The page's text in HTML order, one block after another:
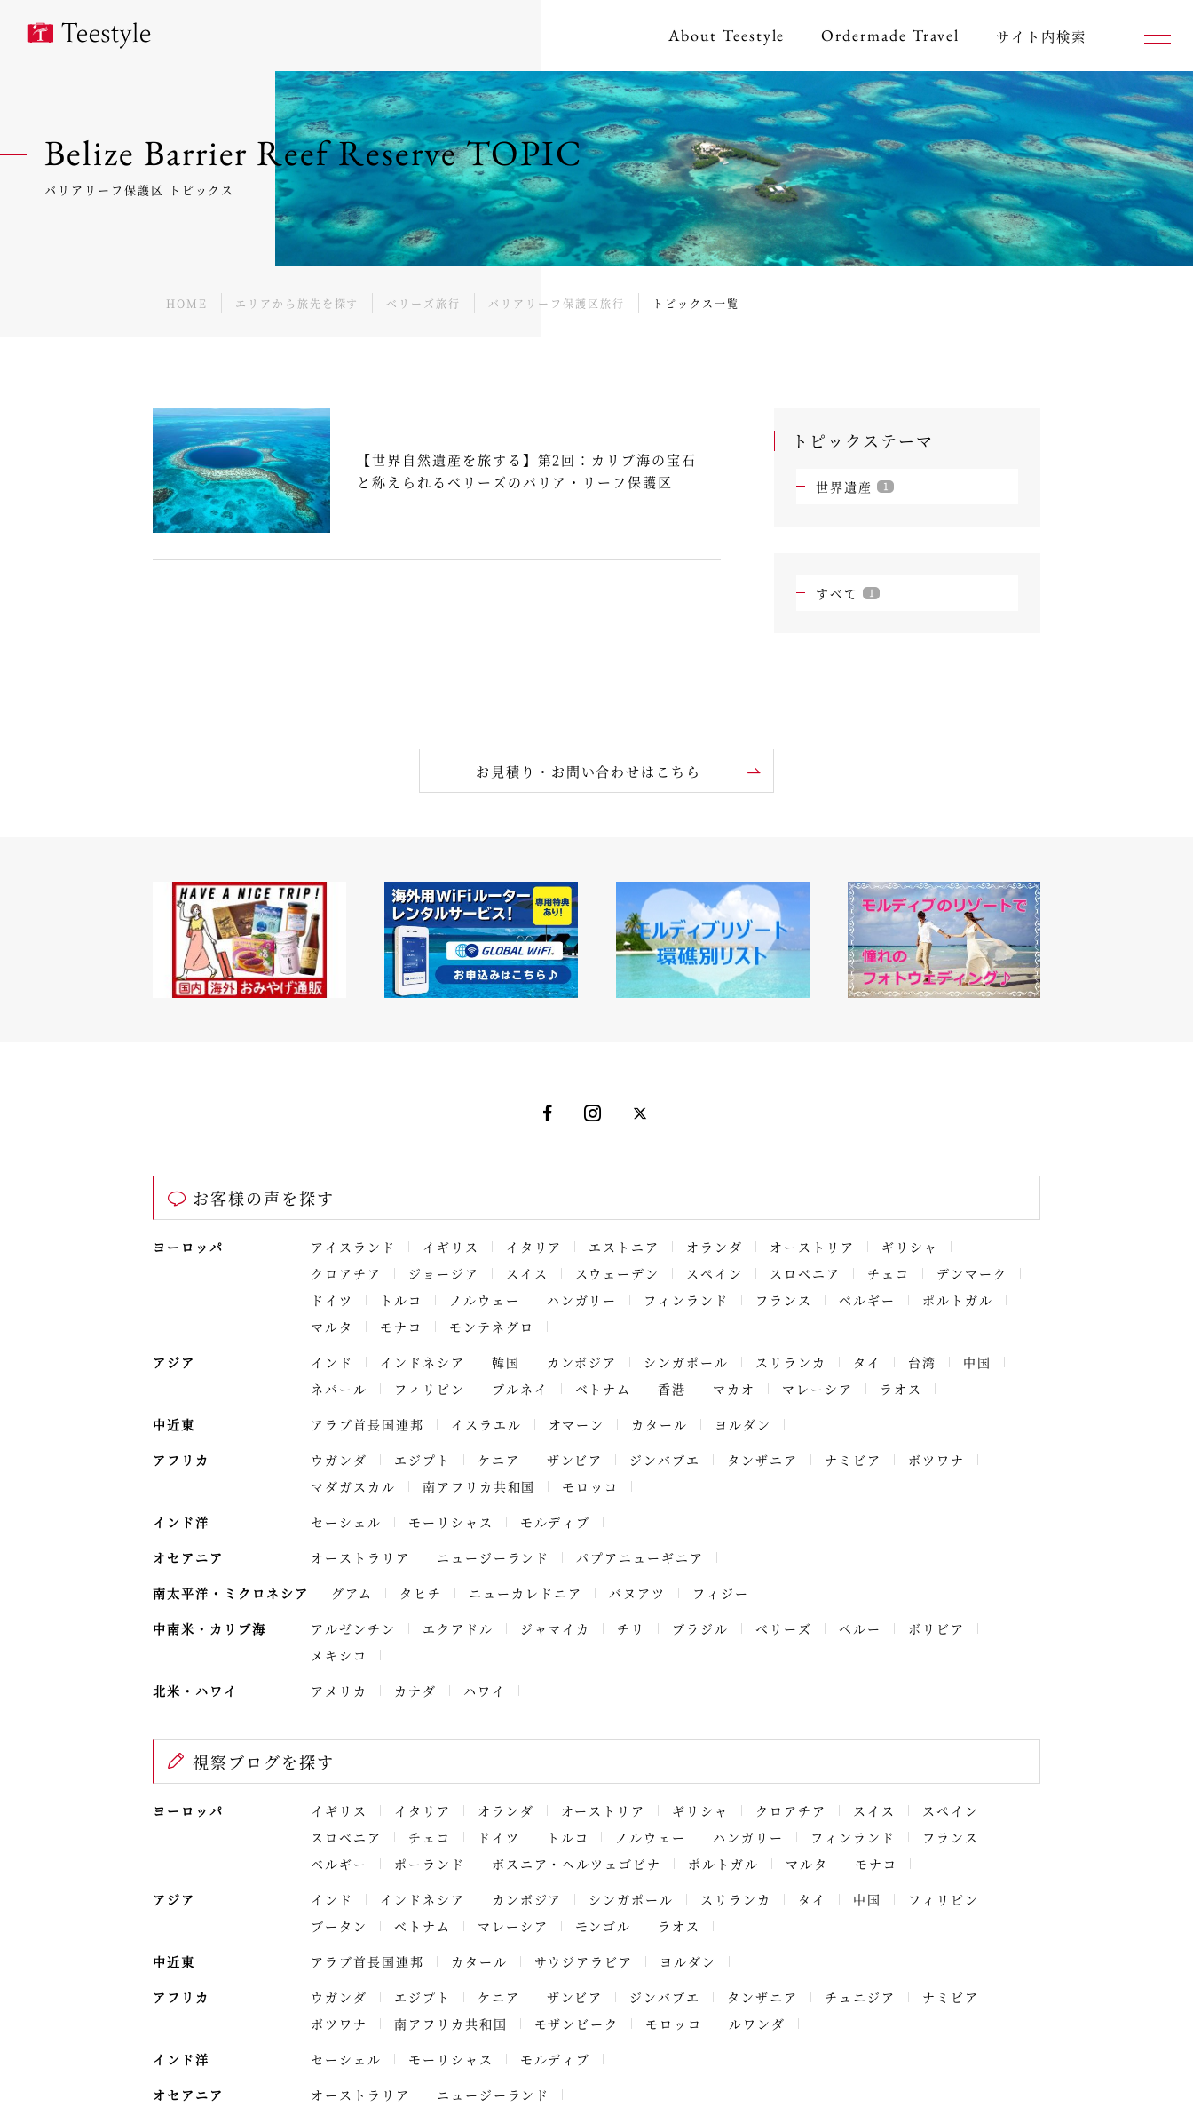
About Teestyle Ordermade Travel サイト内検索
Belize Barrier Reef Reserve TOPIC
バリアリーフ保護区 トピックス
HOME エリアから旅先を探す ベリーズ旅行 バリアリーフ保護区旅行 トピックス一覧
トピックステーマ
世界遺産 1
すべて 1
【世界自然遺産を旅する】第2回：カリブ海の宝石
と称えられるベリーズのバリア・リーフ保護区
お見積り・お問い合わせはこちら
お客様の声を探す
ヨーロッパ アイスランド イギリス イタリア エストニア オランダ オーストリア
ギリシャ
クロアチア
ジョージア スイス スウェーデン スペイン スロベニア チェコ
デンマーク
ドイツ
トルコ ノルウェー ハンガリー フィンランド フランス ベルギー
ポルトガル
マルタ
モナコ
モンテネグロ
アジア
インド インドネシア 韓国 カンボジア シンガポール スリランカ タイ 台湾
中国
ネパール
フィリピン ブルネイ ベトナム 香港 マカオ マレーシア
ラオス
中近東
アラブ首長国連邦 イスラエル オマーン カタール
ヨルダン
アフリカ
ウガンダ エジプト ケニア ザンビア ジンバブエ タンザニア ナミビア
ボツワナ
マダガスカル
南アフリカ共和国
モロッコ
インド洋
セーシェル モーリシャス
モルディブ
オセアニア
オーストラリア ニュージーランド
パプアニューギニア
南太平洋・ミクロネシア
グアム タヒチ ニューカレドニア バヌアツ
フィジー
中南米・カリブ海
アルゼンチン エクアドル ジャマイカ チリ ブラジル ベリーズ ペルー
ボリビア
メキシコ
北米・ハワイ
アメリカ カナダ ハワイ
視察ブログを探す
ヨーロッパ イギリス イタリア オランダ オーストリア ギリシャ クロアチア スイス
スペイン
スロベニア
チェコ ドイツ トルコ ノルウェー ハンガリー フィンランド
フランス
ベルギー
ポーランド ボスニア・ヘルツェゴビナ ポルトガル マルタ
モナコ
アジア
インド インドネシア カンボジア シンガポール スリランカ タイ 中国
フィリピン
ブータン
ベトナム マレーシア モンゴル
ラオス
中近東
アラブ首長国連邦 カタール サウジアラビア
ヨルダン
アフリカ
ウガンダ エジプト ケニア ザンビア ジンバブエ タンザニア チュニジア
ナミビア
ボツワナ
南アフリカ共和国 モザンビーク モロッコ
ルワンダ
インド洋
セーシェル モーリシャス
モルディブ
オセアニア
オーストラリア
ニュージーランド